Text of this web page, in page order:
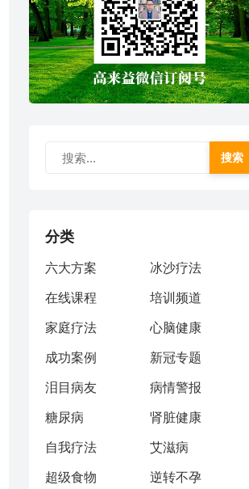
搜索
分类
六大方案
冰沙疗法
在线课程
培训频道
家庭疗法
心脑健康
成功案例
新冠专题
泪目病友
病情警报
糖尿病
肾脏健康
自我疗法
艾滋病
超级食物
逆转不孕